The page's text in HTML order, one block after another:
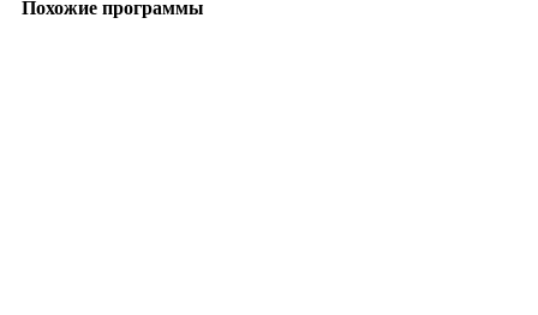
Похожие программы